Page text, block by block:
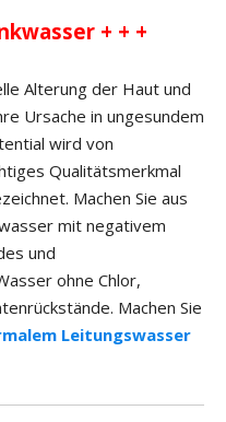
+ + +
Alterung der Haut und
Ursache in ungesundem
wird von
Qualitätsmerkmal
Machen Sie aus
mit negativem
und
ohne Chlor,
Machen Sie
Leitungswasser